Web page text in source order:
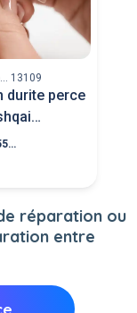
13109
durite perce
Voisin #557792
réparation ou
entre